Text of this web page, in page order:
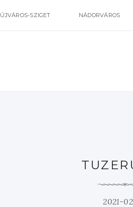
ÚJVÁROS-SZIGET NÁDORVÁROS
2021-